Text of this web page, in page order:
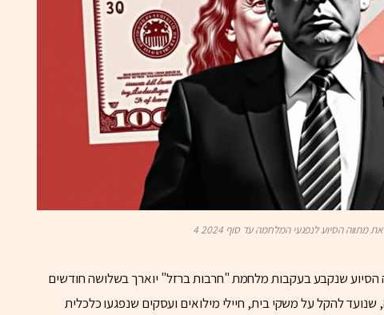
הסיוע לנפגעי המלחמה עד סוף 2024 4
הסיוע שנקבע בעקבות מלחמת "חרבות ברזל" יוארך בשלושה חודשים
במסגרת המתווה, שנועד להקל על משקי בית, חיילי מילואים ועסקים שנפגעו כלכלית